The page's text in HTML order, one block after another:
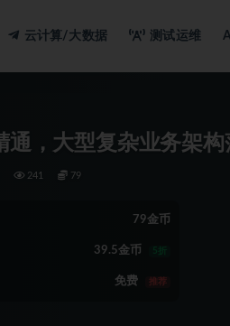
云计算/大数据 测试运维 AI
通，大型复杂业务架构
241 79
79金币
39.5金币 5折
免费 推荐